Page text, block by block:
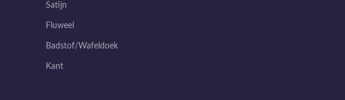
Satijn
Fluweel
Badstof/Wafeldoek
Kant